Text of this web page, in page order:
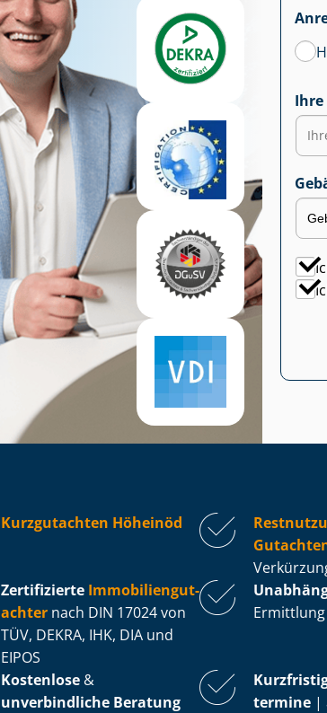
Ihre
Kurzgutachten Höheinöd
Zertifizierte Im­mo­bi­li­en­gut­
ach­ter nach DIN 17024 von
TÜV, DEKRA, IHK, DIA und
EIPOS
Kostenlose &
unverbindliche Beratung
ter­mi­ne |